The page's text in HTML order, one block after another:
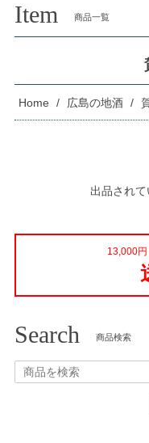
Item 商品一覧
Home 広島の地酒
出品されて
13,000
Search 商品検索